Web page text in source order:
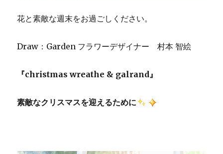
花と素敵な週末をお過ごしください。
Draw：Garden フラワーデザイナー 村本 智絵
『christmas wreathe & galrand』
素敵なクリスマスを迎えるために